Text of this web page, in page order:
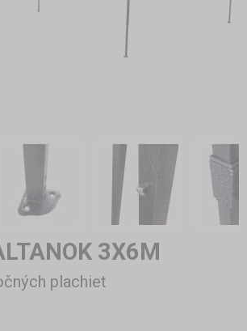
3X6M
plachiet